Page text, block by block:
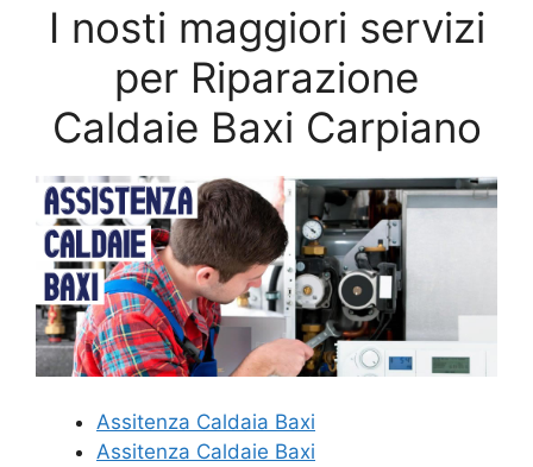
I nosti maggiori servizi
per Riparazione
Caldaie Baxi Carpiano
Assitenza Caldaia Baxi
Assitenza Caldaie Baxi